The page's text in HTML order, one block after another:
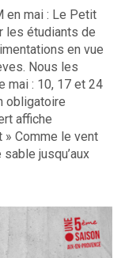
en mai : Le Petit
les étudiants de
en vue
Nous les
mai : 10, 17 et 24
obligatoire
affiche
» Comme le vent
jusqu’aux